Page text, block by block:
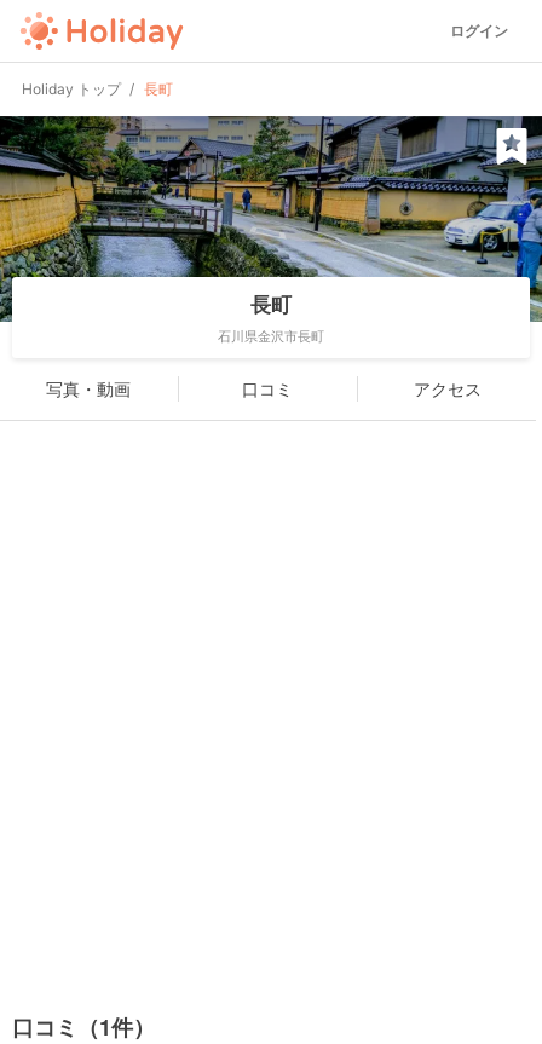
ログイン
Holiday トップ 長町
長町
石川県金沢市長町
写真・動画 口コミ アクセス
口コミ（1件）